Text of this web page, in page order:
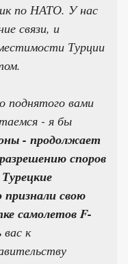
по НАТО. У нас
связи, и
Турции
поднятого вами
- я бы
- продолжает
споров
свою
самолетов F-
к